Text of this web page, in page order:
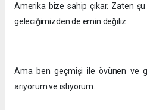
Amerika bize sahip çıkar. Zaten
geleciğimizden de emin değiliz.
Ama ben geçmişi ile övünen ve
arıyorum ve istiyorum…